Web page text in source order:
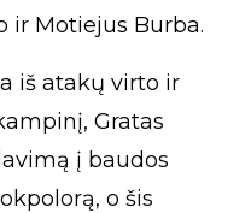
ir Motiejus Burba.
iš atakų virto ir
Gratas
į baudos
o šis